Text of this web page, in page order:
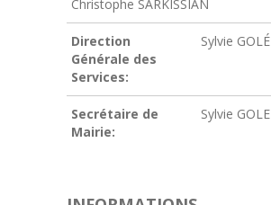
Christophe SARKISSIAN
Direction
Générale des
Services:
Sylvie GOLÉ
Secrétaire de
Mairie:
Sylvie GOLE